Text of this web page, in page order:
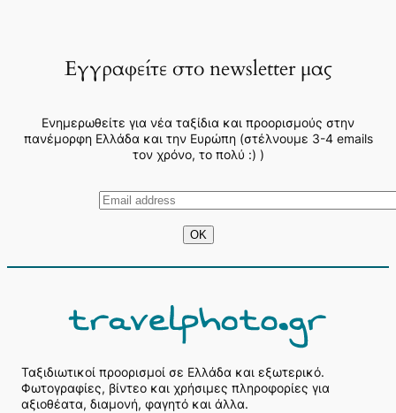
Εγγραφείτε στο newsletter μας
Ενημερωθείτε για νέα ταξίδια και προορισμούς στην
πανέμορφη Ελλάδα και την Ευρώπη (στέλνουμε 3-4 emails
τον χρόνο, το πολύ :) )
Ταξιδιωτικοί προορισμοί σε Ελλάδα και εξωτερικό.
Φωτογραφίες, βίντεο και χρήσιμες πληροφορίες για
αξιοθέατα, διαμονή, φαγητό και άλλα.